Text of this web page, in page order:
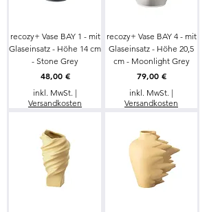
recozy+ Vase BAY 1 - mit
Glaseinsatz - Höhe 14 cm
- Stone Grey
Preis
48,00 €
inkl. MwSt. |
Versandkosten
recozy+ Vase BAY 4 - mit
Glaseinsatz - Höhe 20,5
cm - Moonlight Grey
Preis
79,00 €
inkl. MwSt. |
Versandkosten